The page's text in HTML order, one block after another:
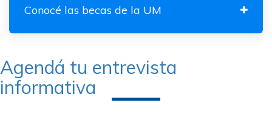
Conocé las becas de la UM
Agendá tu entrevista
informativa